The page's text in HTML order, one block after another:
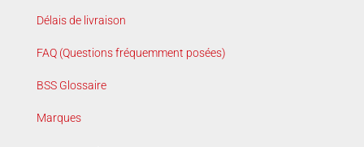
Délais de livraison
FAQ (Questions fréquemment posées)
BSS Glossaire
Marques